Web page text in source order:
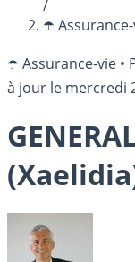
/
☂️
☂️ Assurance-vie •
à jour le mercredi